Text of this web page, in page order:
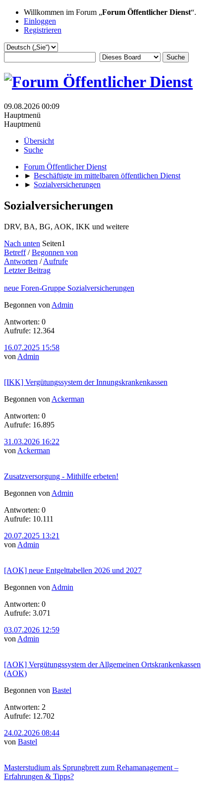
Willkommen im Forum „Forum Öffentlicher Dienst“.
Einloggen
Registrieren
09.08.2026 00:09
Hauptmenü
Hauptmenü
Übersicht
Suche
Forum Öffentlicher Dienst
► Beschäftigte im mittelbaren öffentlichen Dienst
► Sozialversicherungen
Sozialversicherungen
DRV, BA, BG, AOK, IKK und weitere
Nach unten Seiten1
Betreff/Begonnen von
Antworten /Aufrufe
Letzter Beitrag
neue Foren-Gruppe Sozialversicherungen
Begonnen von Admin
Antworten: 0
Aufrufe: 12.364
16.07.2025 15:58
von Admin
[IKK] Vergütungssystem der Innungskrankenkassen
Begonnen von Ackerman
Antworten: 0
Aufrufe: 16.895
31.03.2026 16:22
von Ackerman
Zusatzversorgung - Mithilfe erbeten!
Begonnen von Admin
Antworten: 0
Aufrufe: 10.111
20.07.2025 13:21
von Admin
[AOK] neue Entgelttabellen 2026 und 2027
Begonnen von Admin
Antworten: 0
Aufrufe: 3.071
03.07.2026 12:59
von Admin
[AOK] Vergütungssystem der Allgemeinen Ortskrankenkassen
(AOK)
Begonnen von Bastel
Antworten: 2
Aufrufe: 12.702
24.02.2026 08:44
von Bastel
Masterstudium als Sprungbrett zum Rehamanagement –
Erfahrungen & Tipps?